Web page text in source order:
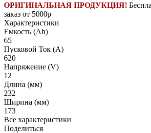
ОРИГИНАЛЬНАЯ ПРОДУКЦИЯ!
заказ от 5000р
Характеристики
Емкость (Ah)
65
Пусковой Ток (A)
620
Напряжение (V)
12
Длина (мм)
232
Ширина (мм)
173
Все характеристики
Поделиться